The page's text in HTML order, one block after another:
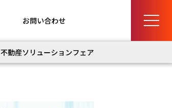
お問い合わせ
不動産ソリューションフェア